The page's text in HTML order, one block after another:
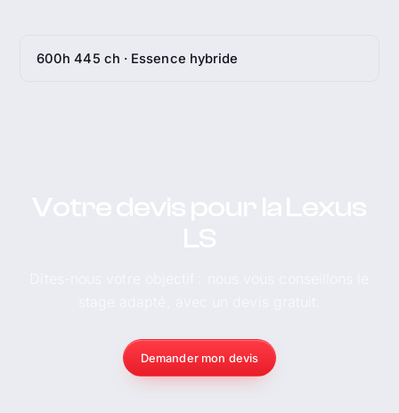
600h 445 ch · Essence hybride
Demander mon devis